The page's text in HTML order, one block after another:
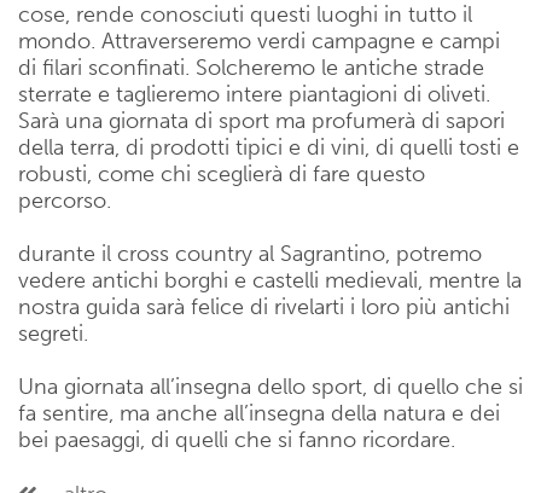
cose, rende conosciuti questi luoghi in tutto il
mondo. Attraverseremo verdi campagne e campi
di filari sconfinati. Solcheremo le antiche strade
sterrate e taglieremo intere piantagioni di oliveti.
Sarà una giornata di sport ma profumerà di sapori
della terra, di prodotti tipici e di vini, di quelli tosti e
robusti, come chi sceglierà di fare questo
percorso.
durante il cross country al Sagrantino, potremo
vedere antichi borghi e castelli medievali, mentre la
nostra guida sarà felice di rivelarti i loro più antichi
segreti.
Una giornata all’insegna dello sport, di quello che si
fa sentire, ma anche all’insegna della natura e dei
bei paesaggi, di quelli che si fanno ricordare.